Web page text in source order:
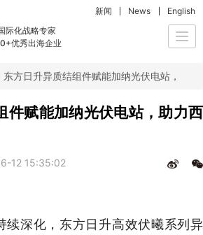
际化战略专家
优秀出海企业
新闻 News English
东方日升异质结组件赋能加纳光伏电站，助
件赋能加纳光伏电站，助力西
12 15:35:02
续深化，东方日升高效伏曦系列异